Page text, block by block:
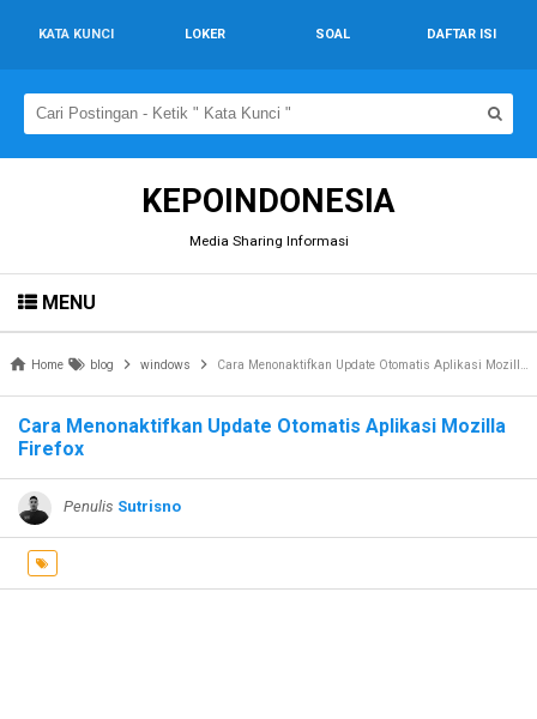
KATA KUNCI LOKER SOAL DAFTAR ISI
KEPOINDONESIA
Media Sharing Informasi
MENU
Home blog windows Cara Menonaktifkan Update Otomatis Aplikasi Mozilla Firefox
Cara Menonaktifkan Update Otomatis Aplikasi Mozilla
Firefox
Penulis Sutrisno